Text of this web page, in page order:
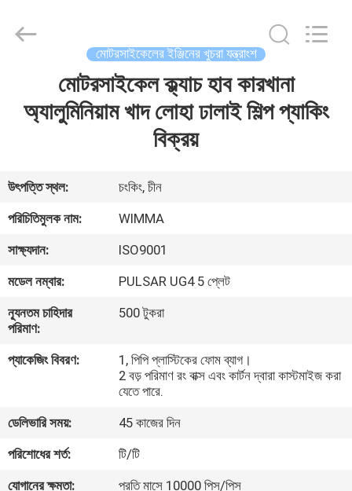
ভিডিও
সম্বন্ধে
কারখানা
নিয়ন্ত্রণ
Parts
মোটরসাইকেলের ইঞ্জিনের খুচরা যন্ত্রাংশ
মোটরসাইকেল ক্ল্যাচ হাব কারখানা
অ্যালুমিনিয়াম খাদ লোহা ঢালাই শিল্প প্যাকিং
বিক্রয়
উৎপত্তি স্থল:
চংকিং, চীন
পরিচিতিমুলক নাম:
WIMMA
সাক্ষ্যদান:
ISO9001
মডেল নম্বার:
PULSAR UG4 5 প্লেট
ন্যূনতম চাহিদার
পরিমাণ:
500 টুকরা
প্যাকেজিং বিবরণ:
1, পিপি প্লাস্টিকের ফোম ব্যাগ।
2 বড় পরিমাণ রং বাক্স এবং কার্টন দ্বারা কাস্টমাইজ করা
যেতে পারে.
ডেলিভারি সময়:
45 কাজের দিন
পরিশোধের শর্ত:
টি/টি
যোগানের ক্ষমতা:
প্রতি মাসে 10000 পিস/পিস